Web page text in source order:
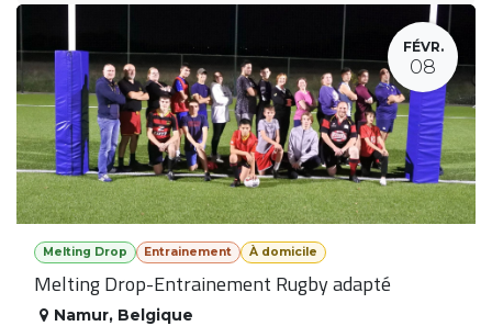
FÉVR.
08
Melting Drop Entrainement À domicile
Melting Drop-Entrainement Rugby adapté
Namur, Belgique